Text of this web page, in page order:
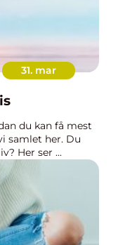
31. mar
du kan få mest
samlet her. Du
Her ser ...